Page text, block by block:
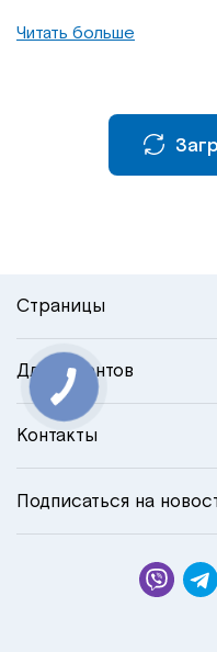
Читать больше
Страницы
Для клиентов
Контакты
Подписаться на